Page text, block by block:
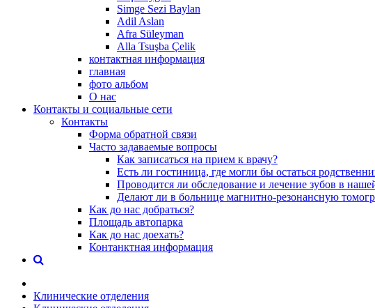
Simge Sezi Baylan
Adil Aslan
Afra Süleyman
Alla Tsuşba Çelik
контактная информация
главная
фото альбом
О нас
Контакты и социальные сети
Контакты
Форма обратной связи
Часто задаваемые вопросы
Как записаться на прием к врачу?
Есть ли гостиница, где могли бы остаться
Проводится ли обследование и лечение зубов в
Делают ли в больнице магнитно-резонансную
Как до нас добраться?
Площадь автопарка
Как до нас доехать?
Контанктная информация
Клинические отделения